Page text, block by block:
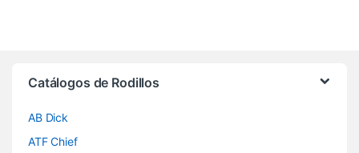
Catálogos de Rodillos
AB Dick
ATF Chief